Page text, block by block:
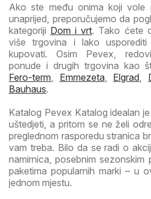
Ako ste među onima koji vole
unaprijed, preporučujemo da
kategoriji Dom i vrt. Tako ćete
više trgovina i lako
kupovati. Osim Pevex,
ponude i drugih trgovina kao
Fero-term
Emmezeta, Elgrad
Bauhaus.
Katalog Pevex Katalog idealan
uštedjeti, a pritom se ne želi
preglednom rasporedu stranica
vam treba. Bilo da se radi o
namirnica, posebnim sezonskim
paketima popularnih marki – u
jednom mjestu.